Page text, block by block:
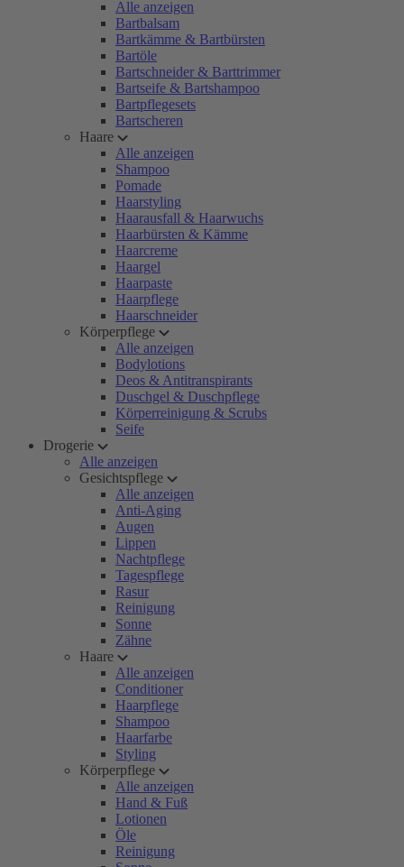
Alle anzeigen
Bartbalsam
Bartkämme & Bartbürsten
Bartöle
Bartschneider & Barttrimmer
Bartseife & Bartshampoo
Bartpflegesets
Bartscheren
Haare
Alle anzeigen
Shampoo
Pomade
Haarstyling
Haarausfall & Haarwuchs
Haarbürsten & Kämme
Haarcreme
Haargel
Haarpaste
Haarpflege
Haarschneider
Körperpflege
Alle anzeigen
Bodylotions
Deos & Antitranspirants
Duschgel & Duschpflege
Körperreinigung & Scrubs
Seife
Drogerie
Alle anzeigen
Gesichtspflege
Alle anzeigen
Anti-Aging
Augen
Lippen
Nachtpflege
Tagespflege
Rasur
Reinigung
Sonne
Zähne
Haare
Alle anzeigen
Conditioner
Haarpflege
Shampoo
Haarfarbe
Styling
Körperpflege
Alle anzeigen
Hand & Fuß
Lotionen
Öle
Reinigung